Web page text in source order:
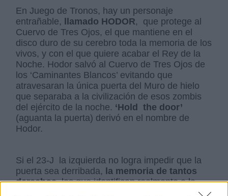
En Juego de Tronos, hay un personaje
entrañable,
llamado HODOR, que protege al
Cuervo de Tres Ojos, el que mantiene en el
disco duro de su cerebro toda la memoria de los
vivos, y con el que quiere acabar el Rey de la
Noche. Hodor salvó al Cuervo de Tres Ojos de
los ‘Caminantes Blancos’ evitando que
atravesaran la única puerta del Muro de hielo
que separaba a la civilización de esos zombis
del ejército de la noche. ‘Hold the door’
(aguanta la puerta) derivó en el nombre de
Hodor.
Si el 23-J la izquierda no logra impedir que la
puerta sea derribada,
la memoria de tantos
derechos,los que identifican realmente a la